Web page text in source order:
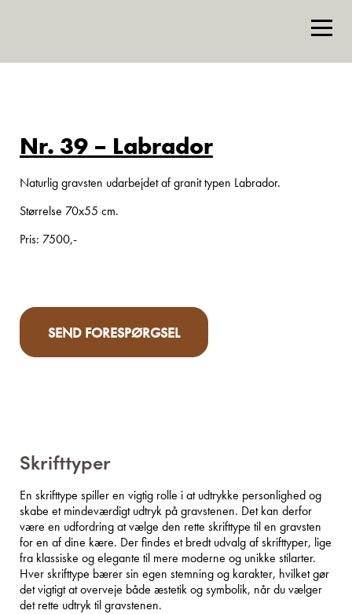
Nr. 39 – Labrador
Naturlig gravsten udarbejdet af granit typen Labrador.
Størrelse 70x55 cm.
Pris: 7500,-
SEND FORESPØRGSEL
Skrifttyper
En skrifttype spiller en vigtig rolle i at udtrykke personlighed og
skabe et mindeværdigt udtryk på gravstenen. Det kan derfor
være en udfordring at vælge den rette skrifttype til en gravsten
for en af dine kære. Der findes et bredt udvalg af skrifttyper, lige
fra klassiske og elegante til mere moderne og unikke stilarter.
Hver skrifttype bærer sin egen stemning og karakter, hvilket gør
det vigtigt at overveje både æstetik og symbolik, når du vælger
det rette udtryk til gravstenen.